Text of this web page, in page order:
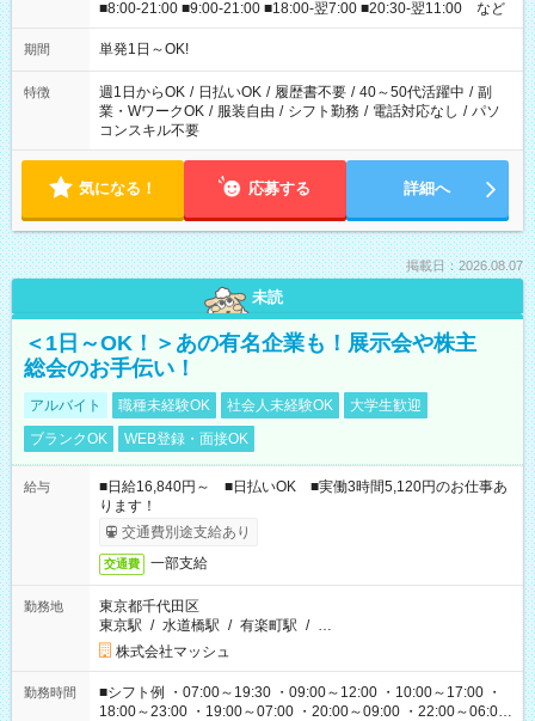
■8:00-21:00 ■9:00-21:00 ■18:00-翌7:00 ■20:30-翌11:00 など
期間 単発1日～OK!
特徴 週1日からOK / 日払いOK / 履歴書不要 / 40～50代活躍中 / 副
業・WワークOK / 服装自由 / シフト勤務 / 電話対応なし / パソ
コンスキル不要
気になる！ 応募する 詳細へ
掲載日：2026.08.07
未読
＜1日～OK！＞あの有名企業も！展示会や株主
総会のお手伝い！
アルバイト 職種未経験OK 社会人未経験OK
大学生歓迎
ブランクOK
WEB登録・面接OK
給与
■日給16,840円～ ■日払いOK ■実働3時間5,120円のお仕事あ
ります！
交通費別途支給あり
交通費 一部支給
勤務地
東京都千代田区
東京駅 / 水道橋駅 / 有楽町駅 / …
株式会社マッシュ
勤務時間
■シフト例 ・07:00～19:30 ・09:00～12:00 ・10:00～17:00 ・
18:00～23:00 ・19:00～07:00 ・20:00～09:00 ・22:00～06:00